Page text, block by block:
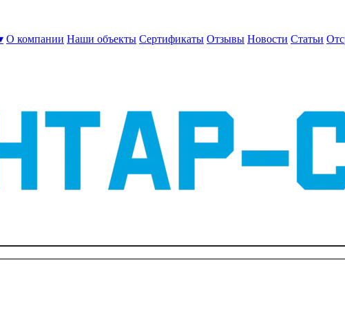
О компании Наши объекты Сертификаты Отзывы Новости Статьи